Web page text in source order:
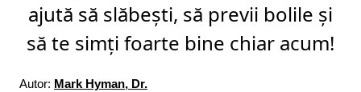
ajută să slăbești, să previi bolile și
să te simți foarte bine chiar acum!
Autor: Mark Hyman, Dr.